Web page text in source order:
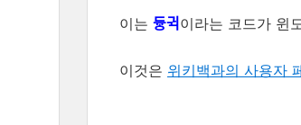
이는 듀ᇰ귁 이라는 코드가 윈
이것은 위키백과의 사용자